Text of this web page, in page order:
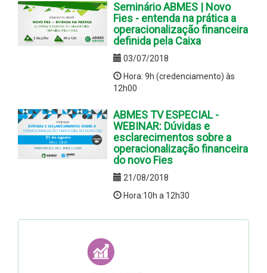
Seminário ABMES | Novo
Fies - entenda na prática a
operacionalização financeira
definida pela Caixa
03/07/2018
Hora: 9h (credenciamento) às
12h00
ABMES TV ESPECIAL -
WEBINAR: Dúvidas e
esclarecimentos sobre a
operacionalização financeira
do novo Fies
21/08/2018
Hora:10h a 12h30